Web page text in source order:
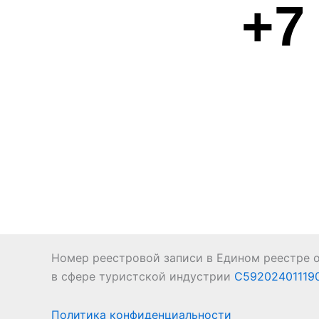
Номер реестровой записи в Едином реестре
в сфере туристской индустрии
Политика конфиденциальности